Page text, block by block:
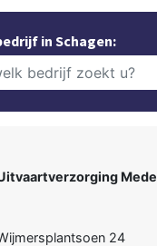
in Schagen:
24